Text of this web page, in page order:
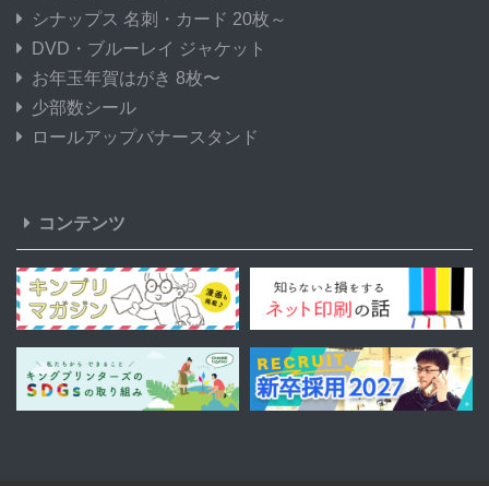
シナップス 名刺・カード 20枚～
DVD・ブルーレイ ジャケット
お年玉年賀はがき 8枚〜
少部数シール
ロールアップバナースタンド
コンテンツ